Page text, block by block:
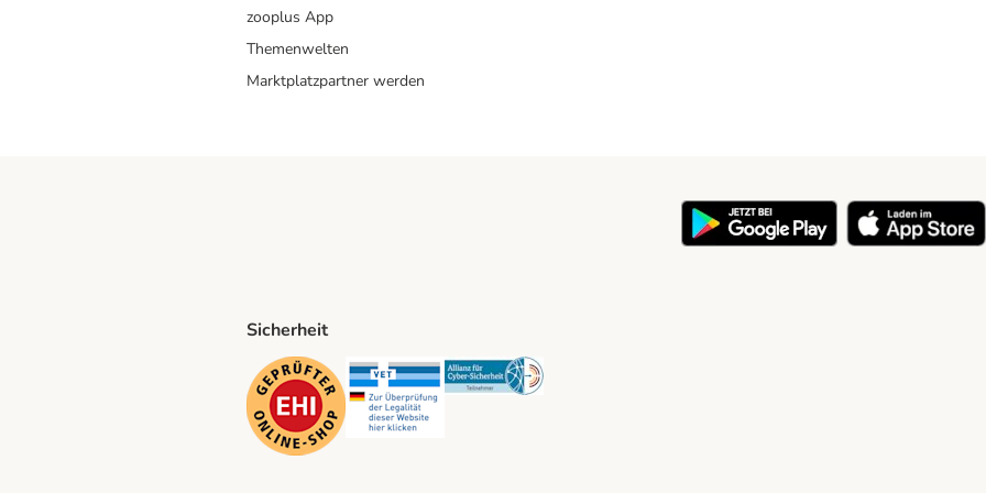
zooplus App
Themenwelten
Marktplatzpartner werden
Method
Sicherheit
Security Security Security